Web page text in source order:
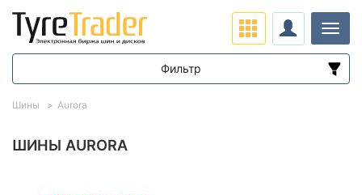
ШИНЫ AURORA
Шины Aurora
Фильтр
Диапазон цен